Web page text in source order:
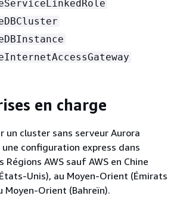
en charge
un cluster sans serveur Aurora
une configuration express dans
AWS sauf AWS en Chine
Unis), au Moyen-Orient (Émirats
Moyen-Orient (Bahreïn).